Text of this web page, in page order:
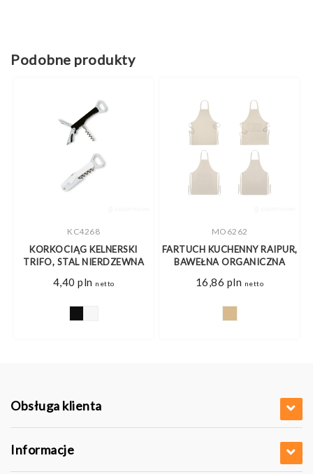
Podobne produkty
KC4268
KORKOCIĄG KELNERSKI
TRIFO, STAL NIERDZEWNA
4,40 pln netto
MO6262
FARTUCH KUCHENNY RAIPUR,
BAWEŁNA ORGANICZNA
16,86 pln netto
Obsługa klienta
Informacje